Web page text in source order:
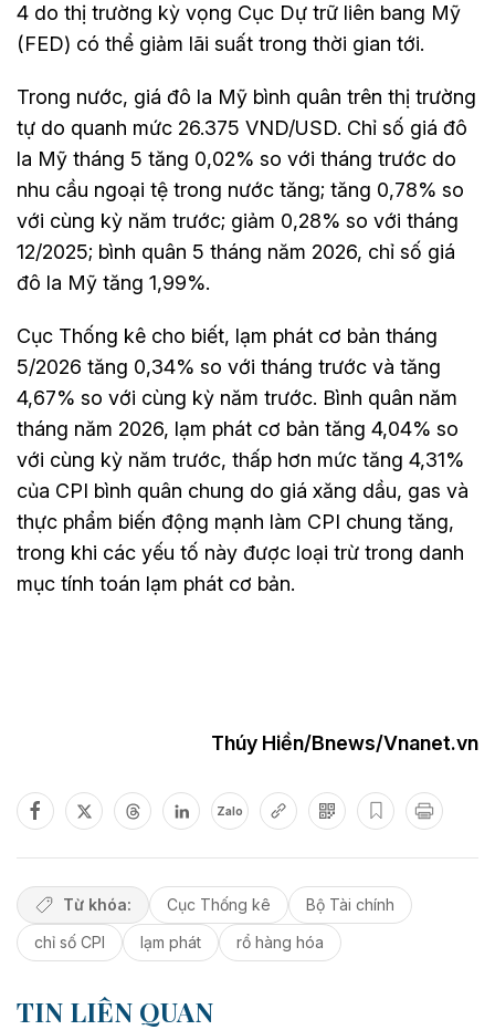
4 do thị trường kỳ vọng Cục Dự trữ liên bang Mỹ
(FED) có thể giảm lãi suất trong thời gian tới.
Trong nước, giá đô la Mỹ bình quân trên thị trường
tự do quanh mức 26.375 VND/USD. Chỉ số giá đô
la Mỹ tháng 5 tăng 0,02% so với tháng trước do
nhu cầu ngoại tệ trong nước tăng; tăng 0,78% so
với cùng kỳ năm trước; giảm 0,28% so với tháng
12/2025; bình quân 5 tháng năm 2026, chỉ số giá
đô la Mỹ tăng 1,99%.
Cục Thống kê cho biết, lạm phát cơ bản tháng
5/2026 tăng 0,34% so với tháng trước và tăng
4,67% so với cùng kỳ năm trước. Bình quân năm
tháng năm 2026, lạm phát cơ bản tăng 4,04% so
với cùng kỳ năm trước, thấp hơn mức tăng 4,31%
của CPI bình quân chung do giá xăng dầu, gas và
thực phẩm biến động mạnh làm CPI chung tăng,
trong khi các yếu tố này được loại trừ trong danh
mục tính toán lạm phát cơ bản.
Thúy Hiền/Bnews/Vnanet.vn
Zalo
Từ khóa: Cục Thống kê
Bộ Tài chính
chỉ số CPI
lạm phát rổ hàng hóa
TIN LIÊN QUAN